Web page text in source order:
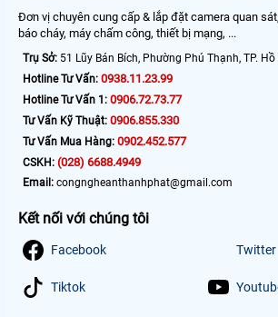
Đơn vị chuyên cung cấp & lắp đặt camera quan
báo cháy, máy chấm công, thiết bị mạng, ...
Trụ Sở: 51 Lũy Bán Bích, Phường Phú Thạnh, TP.
Hotline Tư Vấn: 0938.11.23.99
Hotline Tư Vấn 1: 0906.72.73.77
Tư Vấn Kỹ Thuật: 0906.855.330
Tư Vấn Mua Hàng: 0902.452.577
CSKH: (028) 6688.4949
Email: congngheanthanhphat@gmail.com
Kết nối với chúng tôi
Facebook Twitter
Tiktok